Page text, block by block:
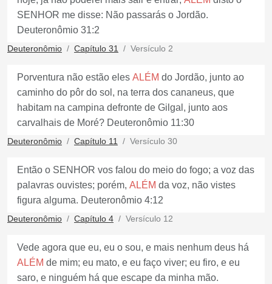
SENHOR me disse: Não passarás o Jordão.
Deuteronômio 31:2
Deuteronômio Capítulo 31 Versículo 2
Porventura não estão eles ALÉM do Jordão, junto ao
caminho do pôr do sol, na terra dos cananeus, que
habitam na campina defronte de Gilgal, junto aos
carvalhais de Moré? Deuteronômio 11:30
Deuteronômio Capítulo 11 Versículo 30
Então o SENHOR vos falou do meio do fogo; a voz das
palavras ouvistes; porém, ALÉM da voz, não vistes
figura alguma. Deuteronômio 4:12
Deuteronômio Capítulo 4 Versículo 12
Vede agora que eu, eu o sou, e mais nenhum deus há
ALÉM de mim; eu mato, e eu faço viver; eu firo, e eu
saro, e ninguém há que escape da minha mão.